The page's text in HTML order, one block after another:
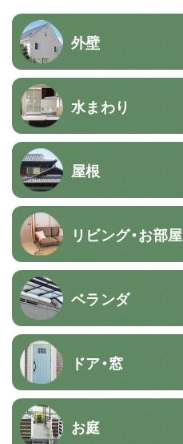
外壁
水まわり
屋根
リビング・お部屋
ベランダ
ドア・窓
お庭